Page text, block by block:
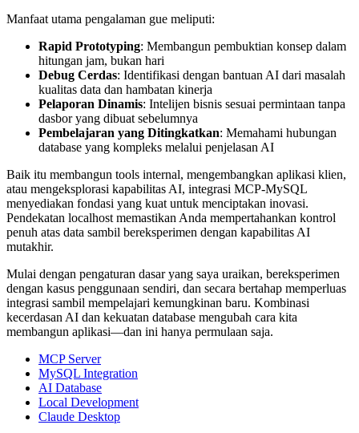
Manfaat utama pengalaman gue meliputi:
Rapid Prototyping: Membangun pembuktian konsep dalam
hitungan jam, bukan hari
Debug Cerdas: Identifikasi dengan bantuan AI dari masalah
kualitas data dan hambatan kinerja
Pelaporan Dinamis: Intelijen bisnis sesuai permintaan tanpa
dasbor yang dibuat sebelumnya
Pembelajaran yang Ditingkatkan: Memahami hubungan
database yang kompleks melalui penjelasan AI
Baik itu membangun tools internal, mengembangkan aplikasi klien,
atau mengeksplorasi kapabilitas AI, integrasi MCP-MySQL
menyediakan fondasi yang kuat untuk menciptakan inovasi.
Pendekatan localhost memastikan Anda mempertahankan kontrol
penuh atas data sambil bereksperimen dengan kapabilitas AI
mutakhir.
Mulai dengan pengaturan dasar yang saya uraikan, bereksperimen
dengan kasus penggunaan sendiri, dan secara bertahap memperluas
integrasi sambil mempelajari kemungkinan baru. Kombinasi
kecerdasan AI dan kekuatan database mengubah cara kita
membangun aplikasi—dan ini hanya permulaan saja.
MCP Server
MySQL Integration
AI Database
Local Development
Claude Desktop